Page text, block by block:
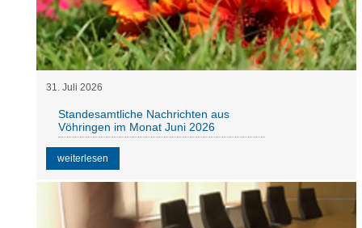
31. Juli 2026
Standesamtliche Nachrichten aus
Vöhringen im Monat Juni 2026
weiterlesen